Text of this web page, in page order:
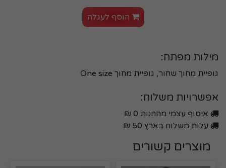
הוסף לעגלה
מילות מפתח:
גופיית מחוך שחור, גופיית מחוך One size
אפשרויות משלוח:
איסוף עצמי מהחנות 0 ₪
עלות משלוח בארץ 50 ₪
מוצרים קשורים